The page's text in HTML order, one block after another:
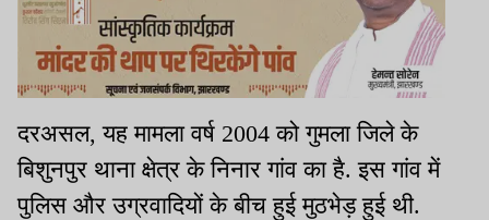
दरअसल, यह मामला वर्ष 2004 को गुमला जिले के
बिशुनपुर थाना क्षेत्र के निनार गांव का है. इस गांव में
पुलिस और उग्रवादियों के बीच हुई मुठभेड़ हुई थी.